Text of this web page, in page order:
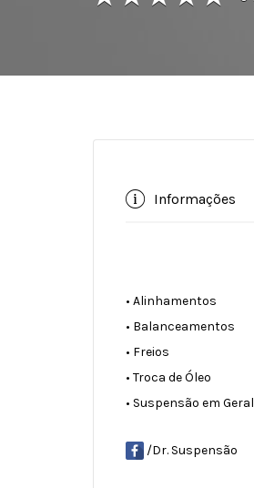
Informações
• Alinhamentos
• Balanceamentos
• Freios
• Troca de Óleo
• Suspensão em Geral
/Dr. Suspensão